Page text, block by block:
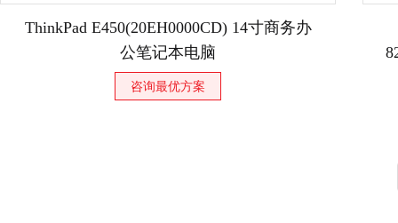
ThinkPad E450(20EH0000CD) 14寸商务办
公笔记本电脑
咨询最优方案